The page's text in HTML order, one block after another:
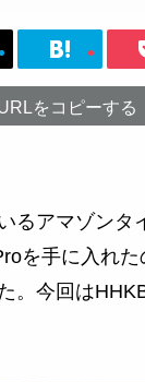
をコピーする
るアマゾンタ
を手に入れ
。今回は